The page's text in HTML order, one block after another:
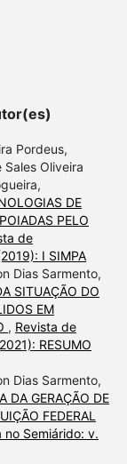
cited claim, and
in which
was
Pordeus,
Oliveira
DE
PELO
de
I SIMPA
Dias Sarmento,
SITUAÇÃO DO
EM
, Revista de
RESUMO
Dias Sarmento,
DA GERAÇÃO DE
FEDERAL
no Semiárido: v.